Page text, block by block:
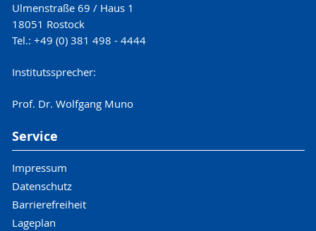
Ulmenstraße 69 / Haus 1
18051 Rostock
Tel.: +49 (0) 381 498 - 4444
Institutssprecher:
Prof. Dr. Wolfgang Muno
Service
Impressum
Datenschutz
Barrierefreiheit
Lageplan